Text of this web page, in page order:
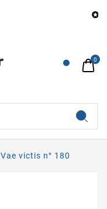

0
Vae victis n° 180